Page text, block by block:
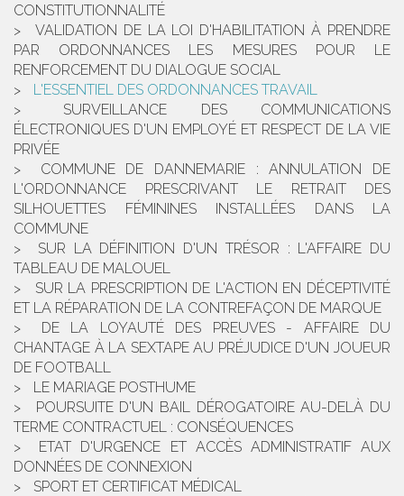
CONSTITUTIONNALITÉ
VALIDATION DE LA LOI D'HABILITATION À PRENDRE
PAR ORDONNANCES LES MESURES POUR LE
RENFORCEMENT DU DIALOGUE SOCIAL
L'ESSENTIEL DES ORDONNANCES TRAVAIL
SURVEILLANCE DES COMMUNICATIONS
ÉLECTRONIQUES D'UN EMPLOYÉ ET RESPECT DE LA VIE
PRIVÉE
COMMUNE DE DANNEMARIE : ANNULATION DE
L'ORDONNANCE PRESCRIVANT LE RETRAIT DES
SILHOUETTES FÉMININES INSTALLÉES DANS LA
COMMUNE
SUR LA DÉFINITION D'UN TRÉSOR : L'AFFAIRE DU
TABLEAU DE MALOUEL
SUR LA PRESCRIPTION DE L'ACTION EN DÉCEPTIVITÉ
ET LA RÉPARATION DE LA CONTREFAÇON DE MARQUE
DE LA LOYAUTÉ DES PREUVES - AFFAIRE DU
CHANTAGE À LA SEXTAPE AU PRÉJUDICE D'UN JOUEUR
DE FOOTBALL
LE MARIAGE POSTHUME
POURSUITE D'UN BAIL DÉROGATOIRE AU-DELÀ DU
TERME CONTRACTUEL : CONSÉQUENCES
ETAT D'URGENCE ET ACCÈS ADMINISTRATIF AUX
DONNÉES DE CONNEXION
SPORT ET CERTIFICAT MÉDICAL